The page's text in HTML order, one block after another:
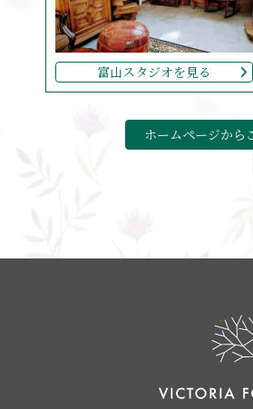
富山スタジオを見る
ホームページから